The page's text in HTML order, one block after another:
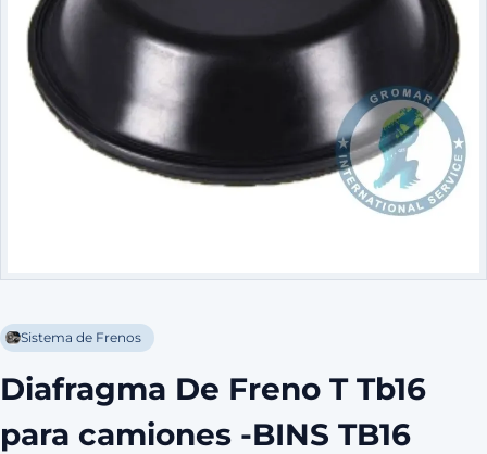
Sistema de Frenos
Diafragma De Freno T Tb16
para camiones -BINS TB16